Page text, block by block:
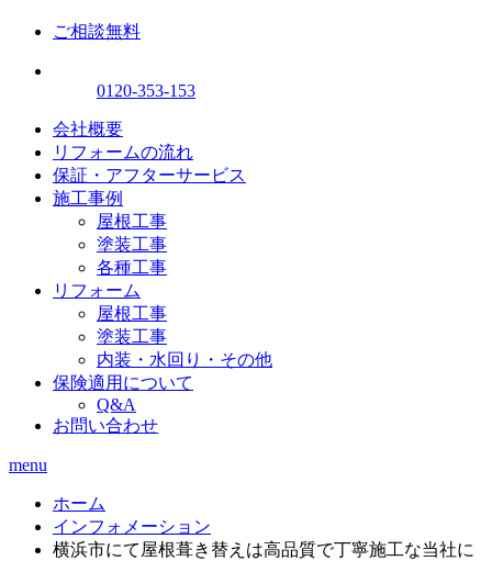
ご相談無料
0120-353-153
会社概要
リフォームの流れ
保証・アフターサービス
施工事例
屋根工事
塗装工事
各種工事
リフォーム
屋根工事
塗装工事
内装・水回り・その他
保険適用について
Q&A
お問い合わせ
menu
ホーム
インフォメーション
横浜市にて屋根葺き替えは高品質で丁寧施工な当社に